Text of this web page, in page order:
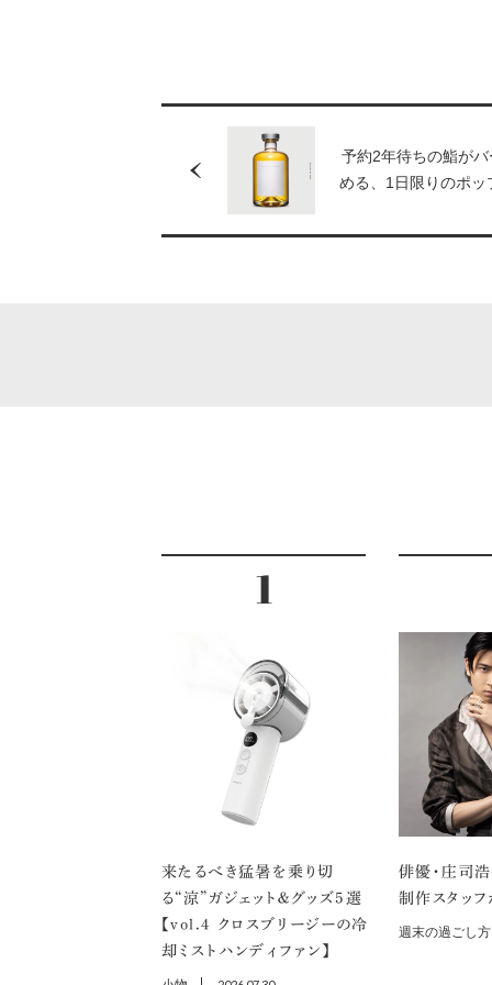
予約2年待ちの鮨がバ
める、1日限りのポッ
ニュースタンダード
来たるべき猛暑を乗り切
る“涼”ガジェット＆グッズ5選
【vol.４ クロスブリージーの冷
却ミストハンディファン】
俳優・庄司
制作スタッフ
週末の過ごし方